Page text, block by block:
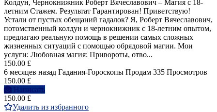
Колдун, Чернокнижник Роберт Вячеславович – Магия с 18-
летним Стажем. Результат Гарантирован! Приветствую!
Устали от пустых обещаний гадалок? Я, Роберт Вячеславович,
потомственный колдун и чернокнижник с 18-летним опытом,
предлагаю реальную помощь в решении самых сложных
жизненных ситуаций с помощью обрядовой магии. Мои
услуги: Любовная магия: Привороты, отво...
150.00 £
6 месяцев назад Гадания-Гороскопы Продам 335 Просмотров
150.00 £
Написать
150.00 £
Удалить из избранного